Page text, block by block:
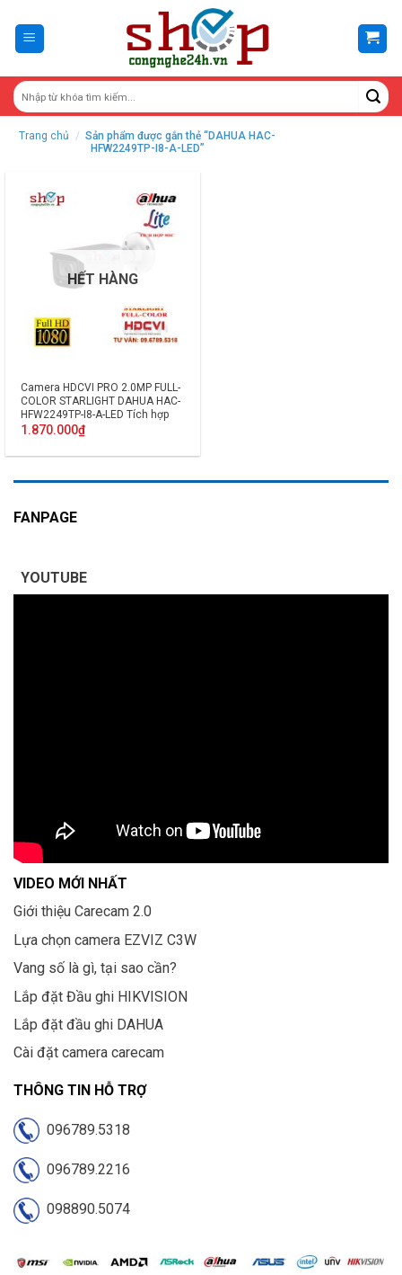
content
Trang chủ / Sản phẩm được gắn thẻ “DAHUA HAC-
HFW2249TP-I8-A-LED”
HẾT HÀNG
Camera HDCVI PRO 2.0MP FULL-
COLOR STARLIGHT DAHUA HAC-
HFW2249TP-I8-A-LED Tích hợp
MIC
1.870.000₫
FANPAGE
YOUTUBE
VIDEO MỚI NHẤT
Giới thiệu Carecam 2.0
Lựa chọn camera EZVIZ C3W
Vang số là gì, tại sao cần?
Lắp đặt Đầu ghi HIKVISION
Lắp đặt đầu ghi DAHUA
Cài đặt camera carecam
THÔNG TIN HỖ TRỢ
096789.5318
096789.2216
098890.5074